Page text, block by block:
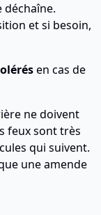
déchaîne.
et si besoin,
en cas de
ne doivent
feux sont très
qui suivent.
une amende